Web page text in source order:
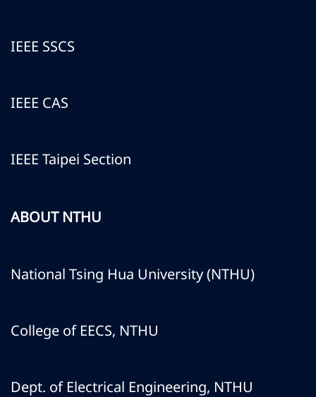
IEEE SSCS
IEEE CAS
IEEE Taipei Section
ABOUT NTHU
National Tsing Hua University (NTHU)
College of EECS, NTHU
Dept. of Electrical Engineering, NTHU